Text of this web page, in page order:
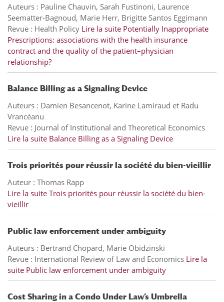
Auteurs : Pauline Chauvin, Sarah Fustinoni, Laurence
Seematter-Bagnoud, Marie Herr, Brigitte Santos Eggimann
Revue : Health Policy Lire la suite Potentially Inappropriate
Prescriptions: associations with the health insurance
contract and the quality of the patient–physician
relationship?
Balance Billing as a Signaling Device
Auteurs : Damien Besancenot, Karine Lamiraud et Radu
Vrancéanu
Revue : Journal of Institutional and Theoretical Economics
Lire la suite Balance Billing as a Signaling Device
Trois priorités pour réussir la société du bien-vieillir
Auteur : Thomas Rapp
Lire la suite Trois priorités pour réussir la société du bien-
vieillir
Public law enforcement under ambiguity
Auteurs : Bertrand Chopard, Marie Obidzinski
Revue : International Review of Law and Economics Lire la
suite Public law enforcement under ambiguity
Cost Sharing in a Condo Under Law’s Umbrella